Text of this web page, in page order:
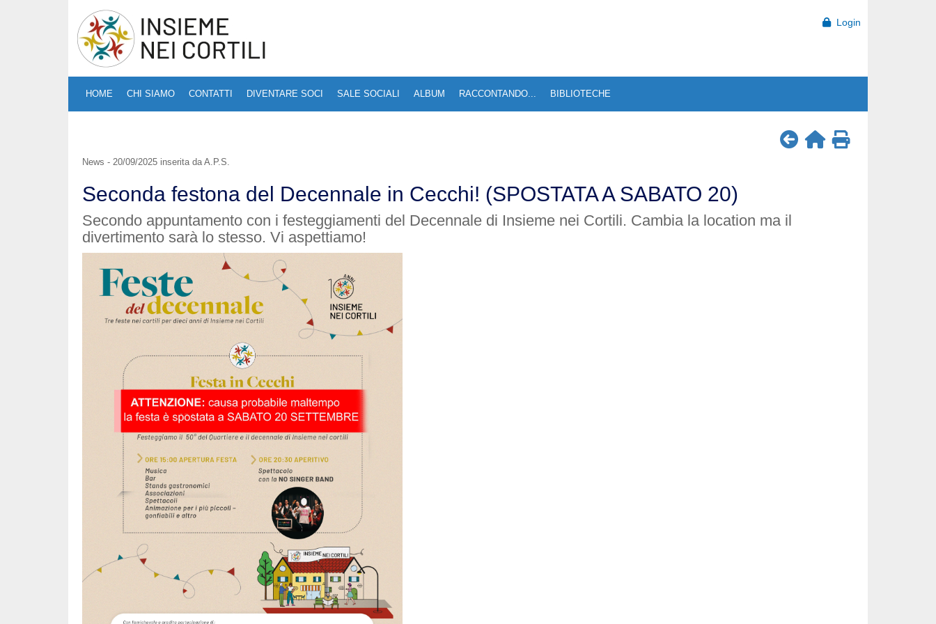
Login
HOME CHI SIAMO CONTATTI DIVENTARE SOCI SALE SOCIALI ALBUM RACCONTANDO... BIBLIOTECHE
News - 20/09/2025 inserita da A.P.S.
Seconda festona del Decennale in Cecchi! (SPOSTATA A SABATO 20)
Secondo appuntamento con i festeggiamenti del Decennale di Insieme nei Cortili. Cambia la location ma il
divertimento sarà lo stesso. Vi aspettiamo!